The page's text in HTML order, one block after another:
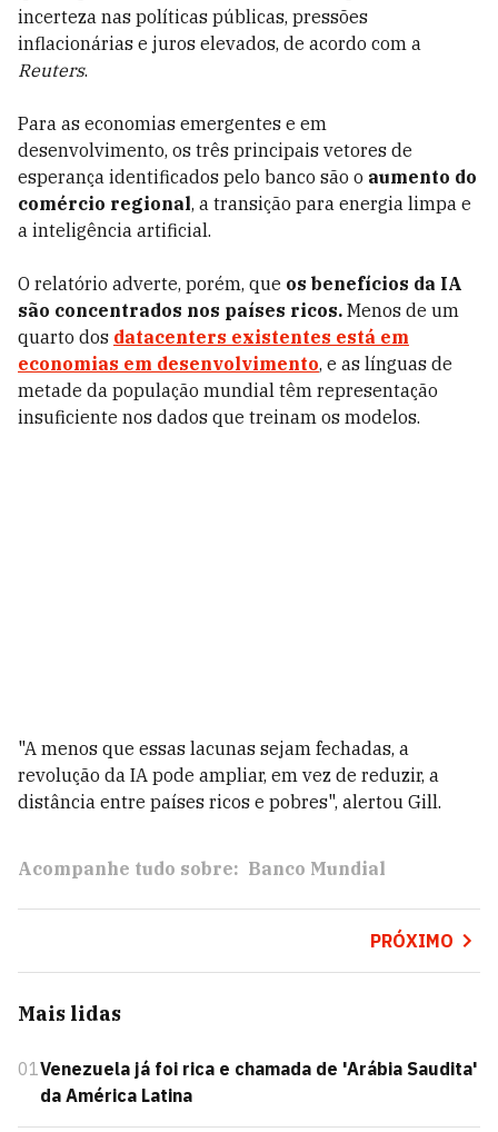
incerteza nas políticas públicas, pressões
inflacionárias e juros elevados, de acordo com a
Reuters.
Para as economias emergentes e em
desenvolvimento, os três principais vetores de
esperança identificados pelo banco são o aumento do
comércio regional, a transição para energia limpa e
a inteligência artificial.
O relatório adverte, porém, que os benefícios da IA
são concentrados nos países ricos. Menos de um
quarto dos datacenters existentes está em
economias em desenvolvimento, e as línguas de
metade da população mundial têm representação
insuficiente nos dados que treinam os modelos.
"A menos que essas lacunas sejam fechadas, a
revolução da IA pode ampliar, em vez de reduzir, a
distância entre países ricos e pobres", alertou Gill.
Acompanhe tudo sobre: Banco Mundial
PRÓXIMO
Mais lidas
01Venezuela já foi rica e chamada de 'Arábia Saudita'
da América Latina